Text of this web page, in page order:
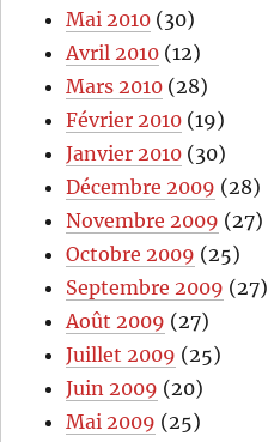
Mai 2010 (30)
Avril 2010 (12)
Mars 2010 (28)
Février 2010 (19)
Janvier 2010 (30)
Décembre 2009 (28)
Novembre 2009 (27)
Octobre 2009 (25)
Septembre 2009 (27)
Août 2009 (27)
Juillet 2009 (25)
Juin 2009 (20)
Mai 2009 (25)